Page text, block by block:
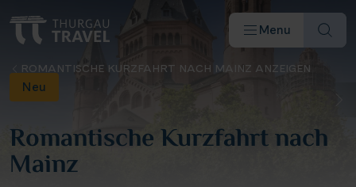
Menu
Reiseziele & Flüsse
ROMANTISCHE KURZFAHRT NACH MAINZ ANZEIGEN
Neu
Romantische Kurzfahrt nach
Mainz